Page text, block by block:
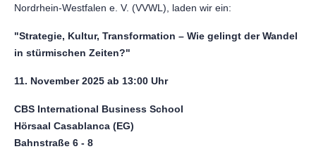
Nordrhein-Westfalen e. V. (VVWL), laden wir ein:
"Strategie, Kultur, Transformation – Wie gelingt der Wandel
in stürmischen Zeiten?"
11. November 2025 ab 13:00 Uhr
CBS International Business School
Hörsaal Casablanca (EG)
Bahnstraße 6 - 8